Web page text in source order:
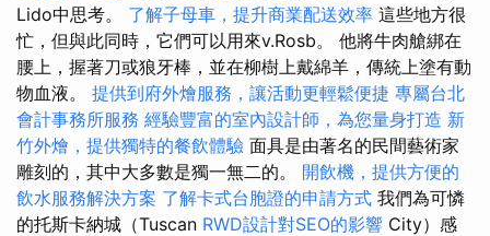
Lido中思考。 了解子母車，提升商業配送效率 這些地方很
忙，但與此同時，它們可以用來v.Rosb。 他將牛肉艙綁在
腰上，握著刀或狼牙棒，並在柳樹上戴綿羊，傳統上塗有動
物血液。 提供到府外燴服務，讓活動更輕鬆便捷 專屬台北
會計事務所服務 經驗豐富的室內設計師，為您量身打造 新
竹外燴，提供獨特的餐飲體驗 面具是由著名的民間藝術家
雕刻的，其中大多數是獨一無二的。 開飲機，提供方便的
飲水服務解決方案 了解卡式台胞證的申請方式 我們為可憐
的托斯卡納城（Tuscan RWD設計對SEO的影響 City）感